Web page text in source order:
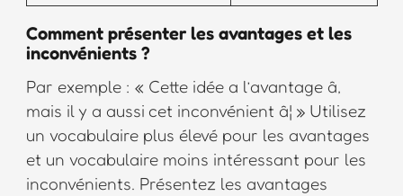
Comment présenter les avantages et les
inconvénients ?
Par exemple : « Cette idée a l’avantage â,
mais il y a aussi cet inconvénient â¦ » Utilisez
un vocabulaire plus élevé pour les avantages
et un vocabulaire moins intéressant pour les
inconvénients. Présentez les avantages